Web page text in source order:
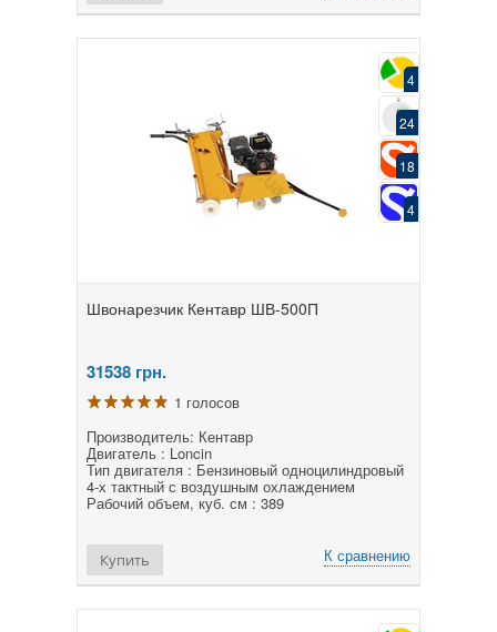
4
24
18
4
Швонарезчик Кентавр ШВ-500П
31538 грн.
1 голосов
Производитель: Кентавр
Двигатель : Loncin
Тип двигателя : Бензиновый одноцилиндровый
4-х тактный с воздушным охлаждением
Рабочий объем, куб. см : 389
К сравнению
Купить